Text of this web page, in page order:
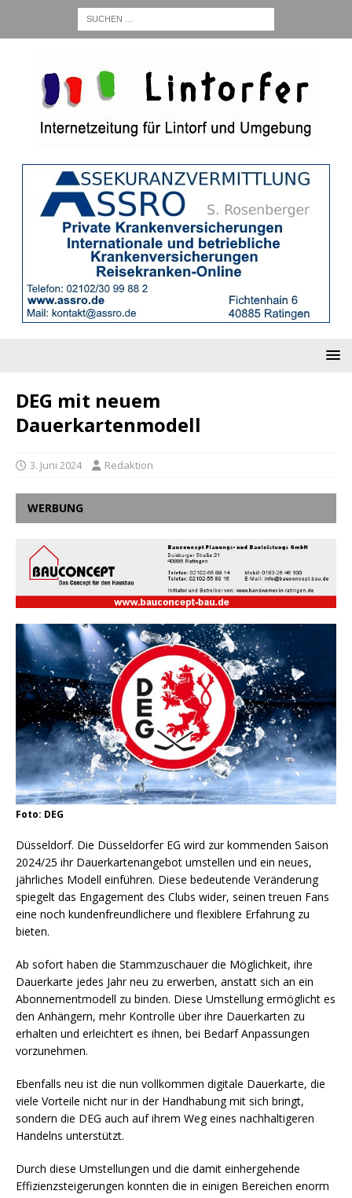
DEG mit neuem
Dauerkartenmodell
3. Juni 2024 Redaktion
WERBUNG
Foto: DEG
Düsseldorf. Die Düsseldorfer EG wird zur kommenden Saison
2024/25 ihr Dauerkartenangebot umstellen und ein neues,
jährliches Modell einführen. Diese bedeutende Veränderung
spiegelt das Engagement des Clubs wider, seinen treuen Fans
eine noch kundenfreundlichere und flexiblere Erfahrung zu
bieten.
Ab sofort haben die Stammzuschauer die Möglichkeit, ihre
Dauerkarte jedes Jahr neu zu erwerben, anstatt sich an ein
Abonnementmodell zu binden. Diese Umstellung ermöglicht es
den Anhängern, mehr Kontrolle über ihre Dauerkarten zu
erhalten und erleichtert es ihnen, bei Bedarf Anpassungen
vorzunehmen.
Ebenfalls neu ist die nun vollkommen digitale Dauerkarte, die
viele Vorteile nicht nur in der Handhabung mit sich bringt,
sondern die DEG auch auf ihrem Weg eines nachhaltigeren
Handelns unterstützt.
Durch diese Umstellungen und die damit einhergehende
Effizienzsteigerungen konnten die in einigen Bereichen enorm